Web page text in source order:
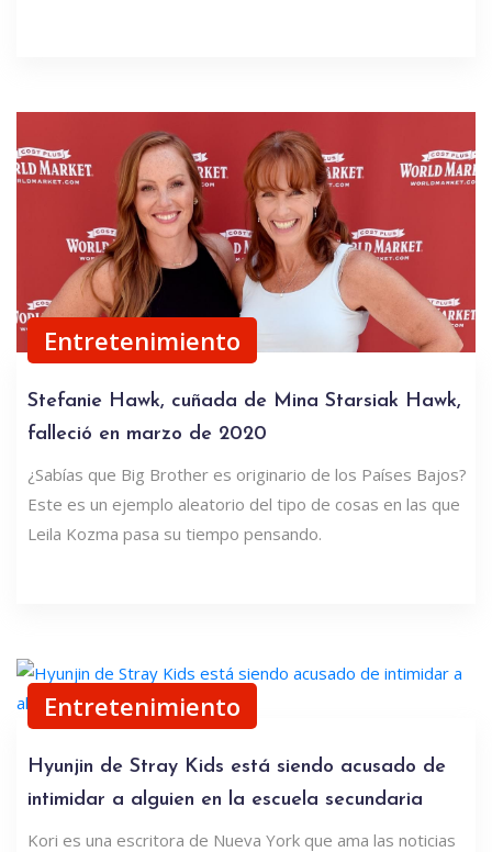
Entretenimiento
Stefanie Hawk, cuñada de Mina Starsiak Hawk,
falleció en marzo de 2020
¿Sabías que Big Brother es originario de los Países Bajos?
Este es un ejemplo aleatorio del tipo de cosas en las que
Leila Kozma pasa su tiempo pensando.
Entretenimiento
Hyunjin de Stray Kids está siendo acusado de
intimidar a alguien en la escuela secundaria
Kori es una escritora de Nueva York que ama las noticias